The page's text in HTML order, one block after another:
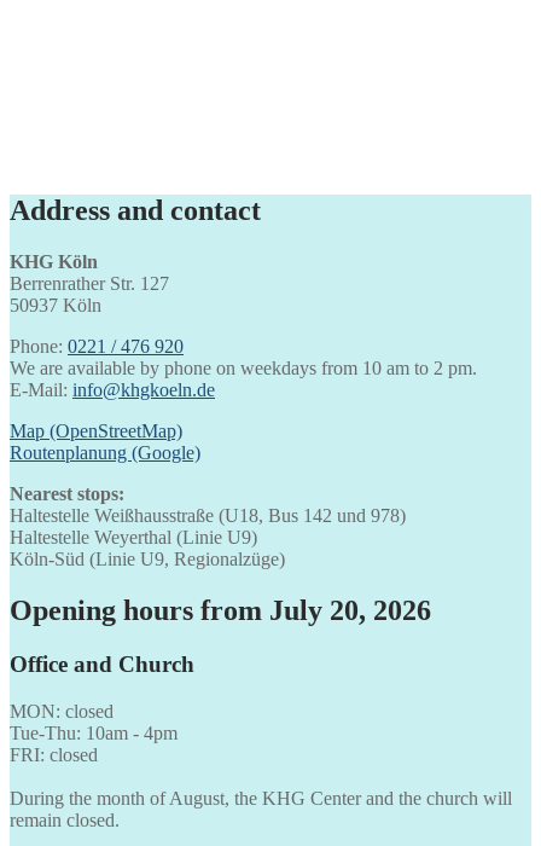
Address and contact
KHG Köln
Berrenrather Str. 127
50937 Köln
Phone: 0221 / 476 920
We are available by phone on weekdays from 10 am to 2 pm.
E-Mail: info@khgkoeln.de
Map (OpenStreetMap)
Routenplanung (Google)
Nearest stops:
Haltestelle Weißhausstraße (U18, Bus 142 und 978)
Haltestelle Weyerthal (Linie U9)
Köln-Süd (Linie U9, Regionalzüge)
Opening hours from July 20, 2026
Office and Church
MON: closed
Tue-Thu: 10am - 4pm
FRI: closed
During the month of August, the KHG Center and the church will
remain closed.